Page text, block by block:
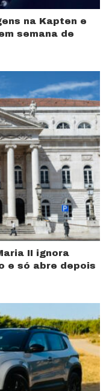
na Kapten e
semana de
II ignora
e só abre depois